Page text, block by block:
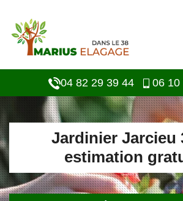
04 82 29 39 44 06 10
Jardinier Jarcieu
estimation